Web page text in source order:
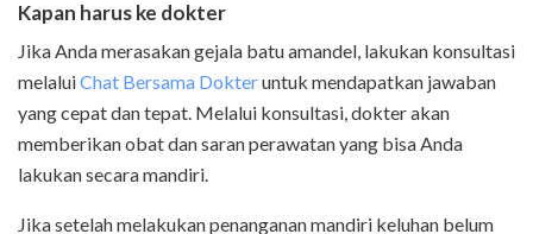
Kapan harus ke dokter
Jika Anda merasakan gejala batu amandel, lakukan konsultasi
melaluiChat Bersama Dokteruntuk mendapatkan jawaban
yang cepat dan tepat. Melalui konsultasi, dokter akan
memberikan obat dan saran perawatan yang bisa Anda
lakukan secara mandiri.
Jika setelah melakukan penanganan mandiri keluhan belum